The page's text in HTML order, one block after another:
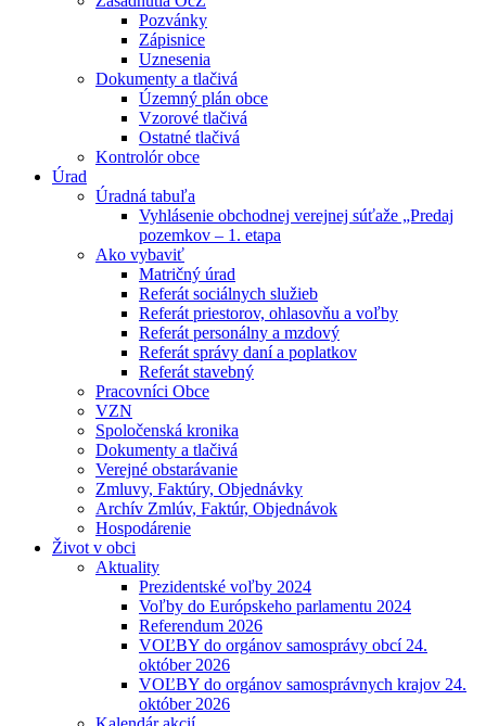
Pozvánky
Zápisnice
Uznesenia
Dokumenty a tlačivá
Územný plán obce
Vzorové tlačivá
Ostatné tlačivá
Kontrolór obce
Úrad
Úradná tabuľa
Vyhlásenie obchodnej verejnej súťaže „Predaj
pozemkov – 1. etapa
Ako vybaviť
Matričný úrad
Referát sociálnych služieb
Referát priestorov, ohlasovňu a voľby
Referát personálny a mzdový
Referát správy daní a poplatkov
Referát stavebný
Pracovníci Obce
VZN
Spoločenská kronika
Dokumenty a tlačivá
Verejné obstarávanie
Zmluvy, Faktúry, Objednávky
Archív Zmlúv, Faktúr, Objednávok
Hospodárenie
Život v obci
Aktuality
Prezidentské voľby 2024
Voľby do Európskeho parlamentu 2024
Referendum 2026
VOĽBY do orgánov samosprávy obcí 24.
október 2026
VOĽBY do orgánov samosprávnych krajov 24.
október 2026